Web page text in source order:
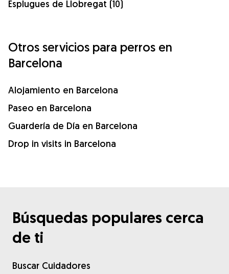
Esplugues de Llobregat (10)
Otros servicios para perros en
Barcelona
Alojamiento en Barcelona
Paseo en Barcelona
Guardería de Día en Barcelona
Drop in visits in Barcelona
Búsquedas populares cerca
de ti
Buscar Cuidadores